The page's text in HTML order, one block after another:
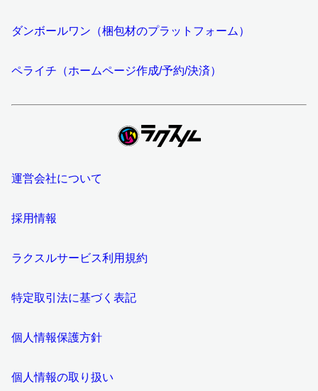
ダンボールワン（梱包材のプラットフォーム）
ペライチ（ホームページ作成/予約/決済）
運営会社について
採用情報
ラクスルサービス利用規約
特定取引法に基づく表記
個人情報保護方針
個人情報の取り扱い